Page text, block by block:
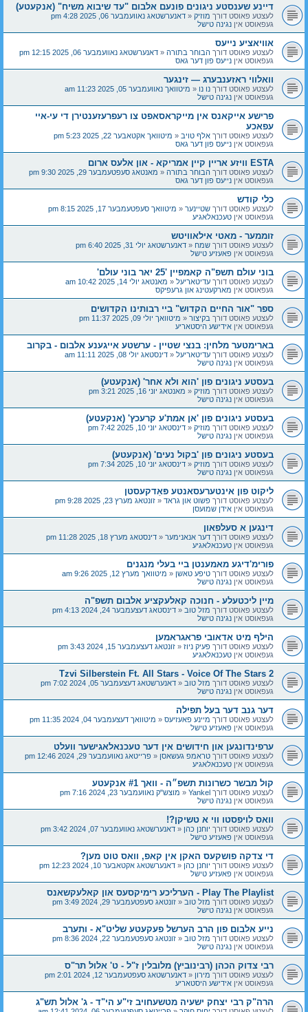
דיינע שענסטע ניגונים פונעם אלבום "עד שיבוא משיח" (אנקעטע)
לעצטע פאוסט דורך מוזיק « דאנערשטאג נאוועמבער 06, 2025 4:28 pm
געפאוסט אין נגינה טישל
אוויאציע נייעס
לעצטע פאוסט דורך הבוחר בתורה « דאנערשטאג נאוועמבער 06, 2025 12:15 pm
געפאוסט אין נייעס פון דער גאס
וואלווי ראזענבערג — זינגער
לעצטע פאוסט דורך נו נו « מיטוואך נאוועמבער 05, 2025 11:23 am
געפאוסט אין נגינה טישל
פרישע אייקאנס אין מייקראסאפט צו רעפרעזענטירן די עי-איי
עפאכע
לעצטע פאוסט דורך אלף טויב « מיטוואך אקטאבער 22, 2025 5:23 pm
געפאוסט אין נייעס פון דער גאס
ESTA וויזע אריין קיין אמריקא - און אלעס ארום
לעצטע פאוסט דורך הבוחר בתורה « מאנטאג סעפטעמבער 29, 2025 9:30 pm
געפאוסט אין נייעס פון דער גאס
כלי קודש
לעצטע פאוסט דורך שטיינער « מיטוואך סעפטעמבער 17, 2025 8:15 pm
געפאוסט אין טעכנאלאגיע
זוממער - מאטי אילאוויטש
לעצטע פאוסט דורך שמח « דאנערשטאג יולי 31, 2025 6:40 pm
געפאוסט אין פאעזיע טישל
בוני עולם תשפ"ה קאמפיין '25 יאר בוני עולם'
לעצטע פאוסט דורך עדיטאריעל « מאנטאג יולי 14, 2025 10:42 am
געפאוסט אין מארקעטינג און גרעפיקס
ספר "אור החיים הקדוש" ביי רבותינו הקדושים
לעצטע פאוסט דורך בקיצור « מיטוואך יולי 09, 2025 11:37 pm
געפאוסט אין אידישע היסטאריע
בארימטער מלחין: בנצי שטיין - ערשטע אייגענע אלבום - בקרוב
לעצטע פאוסט דורך עדיטאריעל « דינסטאג יולי 08, 2025 11:11 am
געפאוסט אין נגינה טישל
בעסטע ניגונים פון 'הוא ולא אחר' (אנקעטע)
לעצטע פאוסט דורך מוזיק « מאנטאג יוני 16, 2025 3:21 pm
געפאוסט אין נגינה טישל
בעסטע ניגונים פון 'אן אמת'ע קרעכץ' (אנקעטע)
לעצטע פאוסט דורך מוזיק « דינסטאג יוני 10, 2025 7:42 pm
געפאוסט אין נגינה טישל
בעסטע ניגונים פון 'בקול נעים' (אנקעטע)
לעצטע פאוסט דורך מוזיק « דינסטאג יוני 10, 2025 7:34 pm
געפאוסט אין נגינה טישל
ליקוט פון אינטערעסאנטע פּאַדקעסטן
לעצטע פאוסט דורך פשוט און גראד « זונטאג מערץ 23, 2025 9:28 pm
געפאוסט אין אידן שמועסן
דינגען א סעלפאון
לעצטע פאוסט דורך דער אנאנימער « דינסטאג מערץ 18, 2025 11:28 pm
געפאוסט אין טעכנאלאגיע
פורימ'דיגע מאמענטן ביי בעלי מנגנים
לעצטע פאוסט דורך טיפע טאשן « מיטוואך מערץ 12, 2025 9:26 am
געפאוסט אין נגינה טישל
מיין ליכטעלע - חנוכה קאלעקציע אלבום תשפ"ה
לעצטע פאוסט דורך מזל טוב « דינסטאג דעצעמבער 24, 2024 4:13 pm
געפאוסט אין נגינה טישל
הילף מיט אדאובי פראגראמען
לעצטע פאוסט דורך פעיק ניוז « זונטאג דעצעמבער 15, 2024 3:43 pm
געפאוסט אין טעכנאלאגיע
Tzvi Silberstein Ft. All Stars - Voice Of The Stars 2
לעצטע פאוסט דורך מזל טוב « דאנערשטאג דעצעמבער 05, 2024 7:02 pm
געפאוסט אין נגינה טישל
דער גנב דער בעל תפילה
לעצטע פאוסט דורך מיינע פאעזיעס « מיטוואך דעצעמבער 04, 2024 11:35 pm
געפאוסט אין פאעזיע טישל
ערפינדונגען און חידושים אין דער טעכנאלאגישער וועלט
לעצטע פאוסט דורך טראמפ געשאסן « פרייטאג נאוועמבער 29, 2024 12:46 pm
געפאוסט אין טעכנאלאגיע
קול מבשר כשרונות תשפ״ה - וואך #1 אנקעטע
לעצטע פאוסט דורך Yankel
« מוצש"ק נאוועמבער 23, 2024 7:16 pm
געפאוסט אין נגינה טישל
וואס לויפסטו ווי א טשיקן?!
לעצטע פאוסט דורך יוחנן כהן « דאנערשטאג נאוועמבער 07, 2024 3:42 pm
געפאוסט אין פאעזיע טישל
די צדקה פושקעס האקן אין קאפ, וואס טוט מען?
לעצטע פאוסט דורך יוחנן כהן « דאנערשטאג אקטאבער 10, 2024 12:23 pm
געפאוסט אין פאעזיע טישל
Play The Playlist - הערליכע רימיקסעס און קאלעקשאנס
לעצטע פאוסט דורך מזל טוב « זונטאג סעפטעמבער 29, 2024 3:49 pm
געפאוסט אין נגינה טישל
נייע אלבום פון הרב הערשל פעקעטע שליט"א - ותערב
לעצטע פאוסט דורך מזל טוב « זונטאג סעפטעמבער 22, 2024 8:36 pm
געפאוסט אין נגינה טישל
רבי צדוק הכהן (רבינוביץ) מלובלין ז"ל - ט' אלול תר"ס
לעצטע פאוסט דורך מירון « דאנערשטאג סעפטעמבער 12, 2024 2:01 pm
געפאוסט אין אידישע היסטאריע
הרה"ק רבי יצחק ישעיה מטשעחויב זי"ע הי"ד - ג' אלול תש"ג